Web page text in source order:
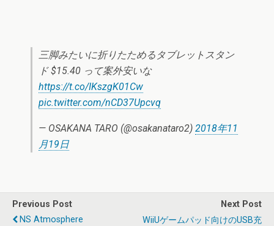
三脚みたいに折りたためるタブレットスタン
ド $15.40 って案外安いな
https://t.co/IKszgK01Cw
pic.twitter.com/nCD37Upcvq
— OSAKANA TARO (@osakanataro2) 2018年11
月19日
Previous Post
NS Atmosphere
Next Post
WiiUゲームパッド向けのUSB充